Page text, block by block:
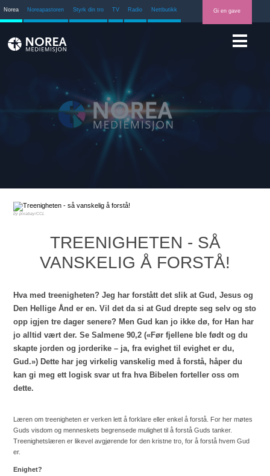
Norea Noreapastoren Styrk din tro TV Radio Nettbutikk Gi en gave
pixabay/CCL
TREENIGHETEN - SÅ
VANSKELIG Å FORSTÅ!
Hva med treenigheten? Jeg har forstått det slik at Gud, Jesus og
Den Hellige Ånd er en. Vil det da si at Gud drepte seg selv og sto
opp igjen tre dager senere? Men Gud kan jo ikke dø, for Han har
jo alltid vært der. Se Salmene 90,2 («Før fjellene ble født og du
skapte jorden og jorderike – ja, fra evighet til evighet er du,
Gud.») Dette har jeg virkelig vanskelig med å forstå, håper du
kan gi meg ett logisk svar ut fra hva Bibelen forteller oss om
dette.
Læren om treenigheten er verken lett å forklare eller enkel å forstå. For her møtes
Guds visdom og menneskets begrensede mulighet til å forstå Guds tanker.
Treenighetslæren er likevel avgjørende for den kristne tro, for å forstå hvem Gud
er.
Enighet?